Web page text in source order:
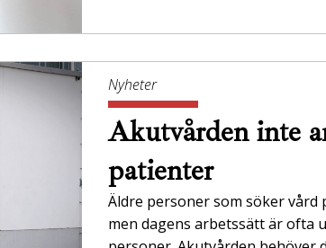
Nyheter
Akutvården inte
patienter
Äldre personer som söker
men dagens arbetssätt är ofta